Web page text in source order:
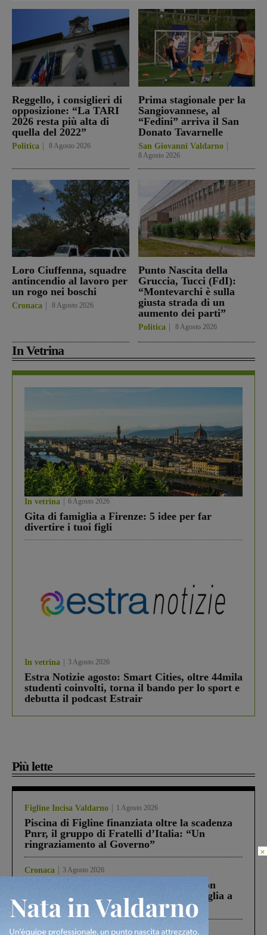
Reggello, i consiglieri di
opposizione: “La TARI
2026 resta più alta di
quella del 2022”
Politica 8 Agosto 2026
Prima stagionale per la
Sangiovannese, al
“Fedini” arriva il San
Donato Tavarnelle
San Giovanni Valdarno
8 Agosto 2026
Loro Ciuffenna, squadre
antincendio al lavoro per
un rogo nei boschi
Cronaca 8 Agosto 2026
Punto Nascita della
Gruccia, Tucci (FdI):
“Montevarchi è sulla
giusta strada di un
aumento dei parti”
Politica 8 Agosto 2026
In Vetrina
In vetrina 6 Agosto 2026
Gita di famiglia a Firenze: 5 idee per far
divertire i tuoi figli
In vetrina 3 Agosto 2026
Estra Notizie agosto: Smart Cities, oltre 44mila
studenti coinvolti, torna il bando per lo sport e
debutta il podcast Estrair
Più lette
Figline Incisa Valdarno 1 Agosto 2026
Piscina di Figline finanziata oltre la scadenza
Pnrr, il gruppo di Fratelli d’Italia: “Un
ringraziamento al Governo”
Cronaca 3 Agosto 2026
Scomparso da una struttura di Castiglion
Fiorentino l’uomo che aveva ucciso la figlia a
Levane nel 2020
Cronaca 4 Agosto 2026
×